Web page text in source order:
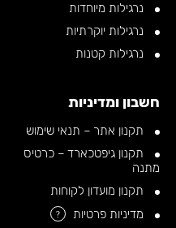
נרגילות מיוחדות
נרגילות יוקרתיות
נרגילות קטנות
חשבון ומדיניות
תקנון אתר – תנאי שימוש
תקנון גיפטכארד – כרטיס
מתנה
תקנון מועדון לקוחות
מדיניות פרטיות
?